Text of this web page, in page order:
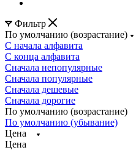
Фильтр
По умолчанию (возрастание)
С начала алфавита
С конца алфавита
Сначала непопулярные
Сначала популярные
Сначала дешевые
Сначала дорогие
По умолчанию (возрастание)
По умолчанию (убывание)
Цена
Цена